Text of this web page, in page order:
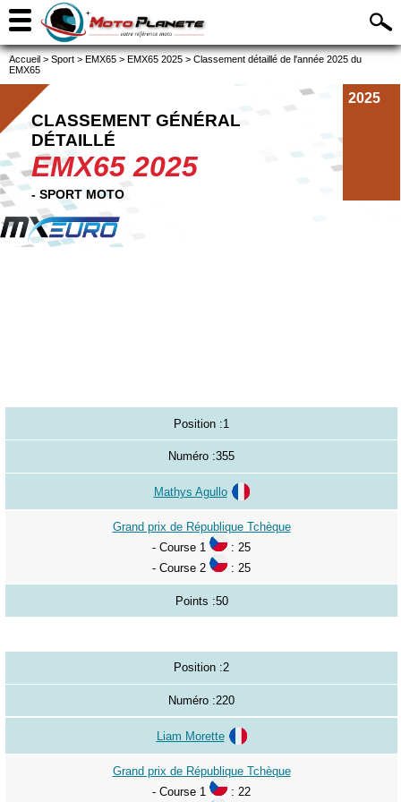
Accueil > Sport > EMX65 > EMX65 2025 > Classement détaillé de l'année 2025 du
EMX65
2025
CLASSEMENT GÉNÉRAL
DÉTAILLÉ
EMX65 2025
- SPORT MOTO
Position :1
Numéro :355
Mathys Agullo
Grand prix de République Tchèque
- Course 1
: 25
- Course 2
: 25
Points :50
Position :2
Numéro :220
Liam Morette
Grand prix de République Tchèque
- Course 1
: 22